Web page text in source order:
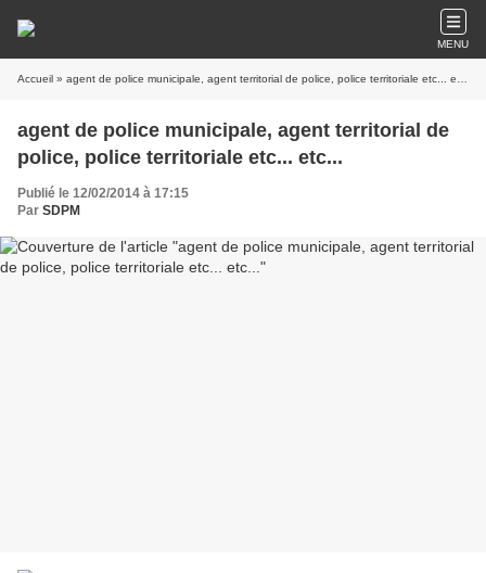
MENU
Accueil » agent de police municipale, agent territorial de police, police territoriale etc... etc...
agent de police municipale, agent territorial de
police, police territoriale etc... etc...
Publié le 12/02/2014 à 17:15
Par SDPM